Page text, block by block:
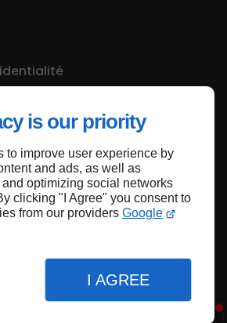
is our priority
to improve user experience by
and ads, as well as
optimizing social networks
clicking "I Agree" you consent to
from our providers Google
I AGREE
Haut de page